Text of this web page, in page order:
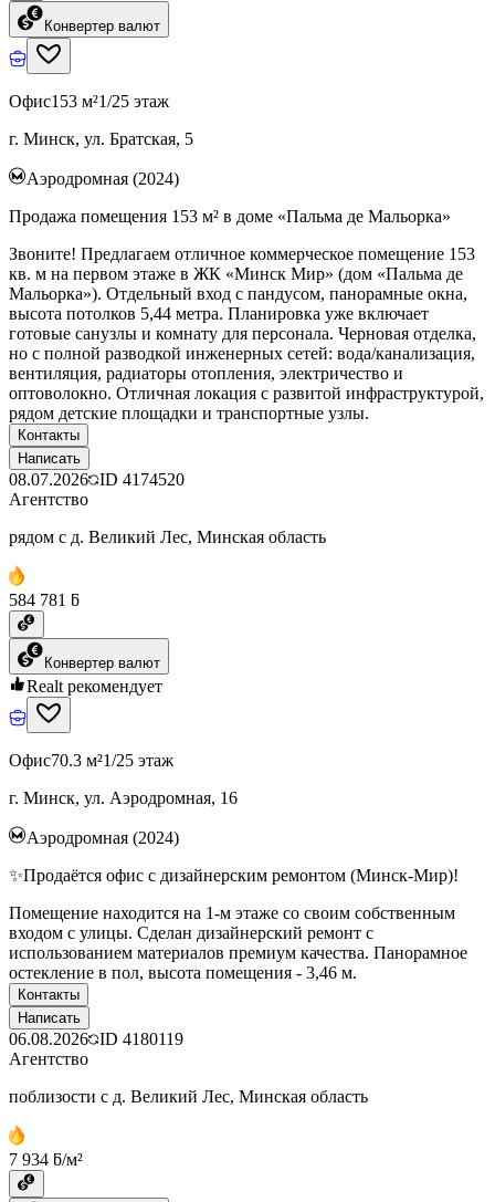
Конвертер валют
Офис153 м²1/25 этаж
г. Минск, ул. Братская, 5
Аэродромная (2024)
Продажа помещения 153 м² в доме «Пальма де Мальорка»
Звоните! Предлагаем отличное коммерческое помещение 153
кв. м на первом этаже в ЖК «Минск Мир» (дом «Пальма де
Мальорка»). Отдельный вход с пандусом, панорамные окна,
высота потолков 5,44 метра. Планировка уже включает
готовые санузлы и комнату для персонала. Черновая отделка,
но с полной разводкой инженерных сетей: вода/канализация,
вентиляция, радиаторы отопления, электричество и
оптоволокно. Отличная локация с развитой инфраструктурой,
рядом детские площадки и транспортные узлы.
Контакты
Написать
08.07.2026 ID 4174520
Агентство
рядом с д. Великий Лес, Минская область
584 781 ƃ
Конвертер валют
Realt рекомендует
Офис70.3 м²1/25 этаж
г. Минск, ул. Аэродромная, 16
Аэродромная (2024)
✨Продаётся офис с дизайнерским ремонтом (Минск-Мир)!
Помещение находится на 1-м этаже со своим собственным
входом с улицы. Сделан дизайнерский ремонт с
использованием материалов премиум качества. Панорамное
остекление в пол, высота помещения - 3,46 м.
Контакты
Написать
06.08.2026 ID 4180119
Агентство
поблизости с д. Великий Лес, Минская область
7 934 ƃ/м²